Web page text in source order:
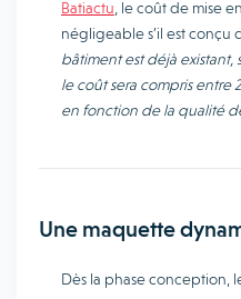
Batiactu , le coût de mise
négligeable s’il est conçu
bâtiment est déjà existant,
le coût sera compris entre
en fonction de la qualité
Une maquette
Dès la phase conception,